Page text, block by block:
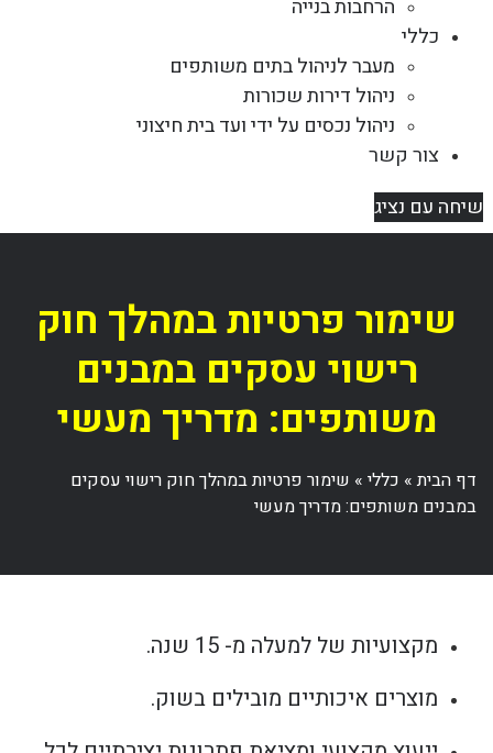
הרחבות בנייה
כללי
מעבר לניהול בתים משותפים
ניהול דירות שכורות
ניהול נכסים על ידי ועד בית חיצוני
צור קשר
שיחה עם נציג
שימור פרטיות במהלך חוק
רישוי עסקים במבנים
משותפים: מדריך מעשי
דף הבית» כללי» שימור פרטיות במהלך חוק רישוי עסקים
במבנים משותפים: מדריך מעשי
מקצועיות של למעלה מ- 15 שנה.
מוצרים איכותיים מובילים בשוק.